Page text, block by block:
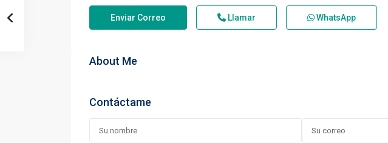
Enviar Correo Llamar WhatsApp
About Me
Contáctame